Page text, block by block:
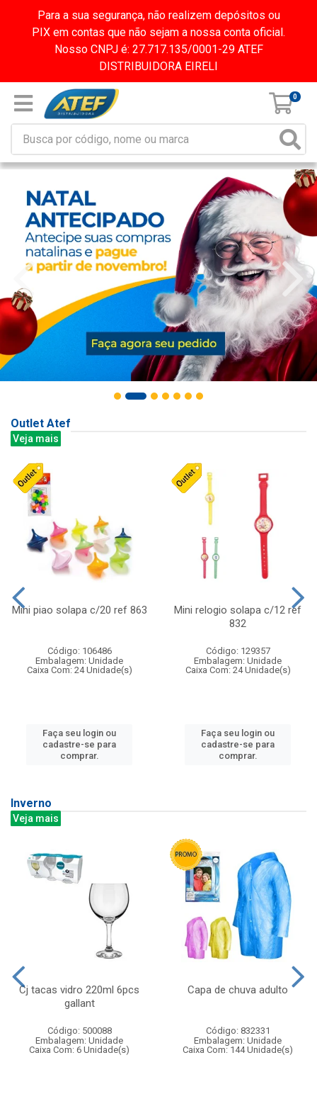
Para a sua segurança, não realizem depósitos ou
PIX em contas que não sejam a nossa conta oficial.
Nosso CNPJ é: 27.717.135/0001-29 ATEF
DISTRIBUIDORA EIRELI
0
Outlet Atef
Veja mais
Mini piao solapa c/20 ref 863
Código: 106486
Embalagem: Unidade
Caixa Com: 24 Unidade(s)
Faça seu login ou
cadastre-se para
comprar.
Mini relogio solapa c/12 ref
832
Código: 129357
Embalagem: Unidade
Caixa Com: 24 Unidade(s)
Faça seu login ou
cadastre-se para
comprar.
Inverno
Veja mais
Cj tacas vidro 220ml 6pcs
gallant
Código: 500088
Embalagem: Unidade
Caixa Com: 6 Unidade(s)
Capa de chuva adulto
Código: 832331
Embalagem: Unidade
Caixa Com: 144 Unidade(s)